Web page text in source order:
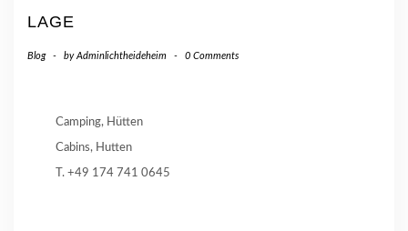
LAGE
Blog - byAdminlichtheideheim - 0 Comments
Camping, Hütten
Cabins, Hutten
T. +49 174 741 0645